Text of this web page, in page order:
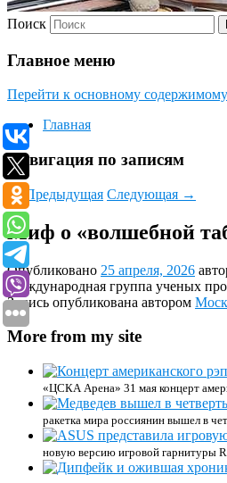
Поиск
Главное меню
Перейти к основному содержимому
Главная
Навигация по записям
←Предыдущая Следующая →
Миф о «волшебной
Опубликовано 25 апреля, 2026
Международная группа ученых
Запись опубликована автором
More from my site
«ЦСКА Арена» 31 мая концерт
ракетка мира россиянин вышел в
новую версию игровой гарнитуры